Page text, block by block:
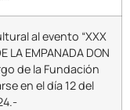
al evento “XXX
LA EMPANADA DON
de la Fundación
en el día 12 del